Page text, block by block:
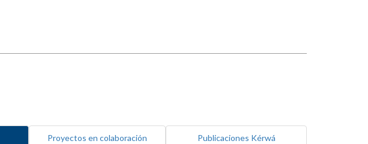
Proyectos en colaboración Publicaciones Kérwá